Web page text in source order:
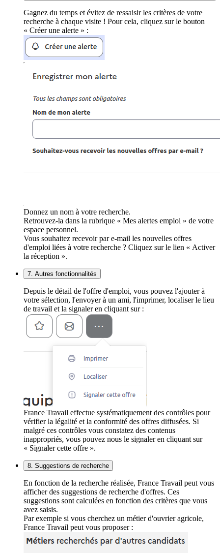
Gagnez du temps et évitez de ressaisir les critères de votre
recherche à chaque visite ! Pour cela, cliquez sur le bouton
« Créer une alerte » :
Donnez un nom à votre recherche.
Retrouvez-la dans la rubrique « Mes alertes emploi » de votre
espace personnel.
Vous souhaitez recevoir par e-mail les nouvelles offres
d'emploi liées à votre recherche ? Cliquez sur le lien « Activer
la réception ».
7. Autres fonctionnalités
Depuis le détail de l'offre d'emploi, vous pouvez l'ajouter à
votre sélection, l'envoyer à un ami, l'imprimer, localiser le lieu
de travail et la signaler en cliquant sur :
France Travail effectue systématiquement des contrôles pour
vérifier la légalité et la conformité des offres diffusées. Si
malgré ces contrôles vous constatez des contenus
inappropriés, vous pouvez nous le signaler en cliquant sur
« Signaler cette offre ».
8. Suggestions de recherche
En fonction de la recherche réalisée, France Travail peut vous
afficher des suggestions de recherche d'offres. Ces
suggestions sont calculées en fonction des critères que vous
avez saisis.
Par exemple si vous cherchez un métier d'ouvrier agricole,
France Travail peut vous proposer :